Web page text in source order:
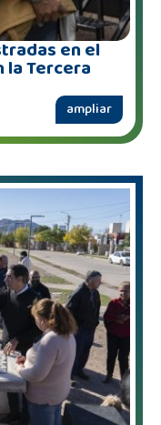
en el
Tercera
ampliar